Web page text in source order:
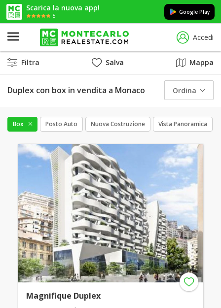
Scarica la nuova app!
5
Google Play
Accedi
Filtra Salva Mappa
Duplex con box in vendita a Monaco Ordina
Box Posto Auto Nuova Costruzione Vista Panoramica
Magnifique Duplex